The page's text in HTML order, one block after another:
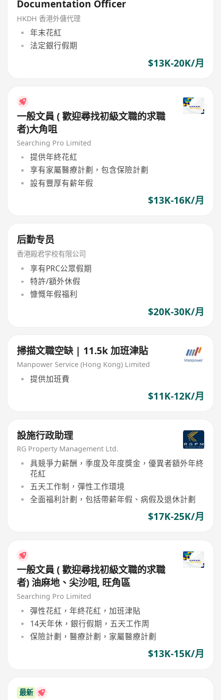
Documentation Officer
HKDH 香港外傭代理
年末花紅
法定銀行假期
$13K-20K/月
一般文員 ( 歡迎尋找初級文職的求職
者)大角咀
Searching Pro Limited
提供年終花紅
享有家屬醫療計劃，包含保險計劃
設有豐厚有薪年假
$13K-16K/月
后勤专员
香港殿君学校有限公司
享有PRC公眾假期
特許/額外休假
慷慨年假福利
$20K-30K/月
掃描文職空缺 | 11.5k 加班津貼
Manpower Service (Hong Kong) Limited
提供加班費
$11K-12K/月
設施行政助理
RG Property Management Ltd.
具競爭力薪酬，季度及年度獎金，優異者額外年終
花紅
五天工作制，彈性工作環境
全面福利計劃，包括帶薪年假、病假及退休計劃
$17K-25K/月
一般文員 ( 歡迎尋找初級文職的求職
者) 油麻地、尖沙咀, 旺角區
Searching Pro Limited
彈性花紅，年終花紅，加班津貼
14天年休，銀行假期，五天工作周
保險計劃，醫療計劃，家屬醫療計劃
$13K-15K/月
最新